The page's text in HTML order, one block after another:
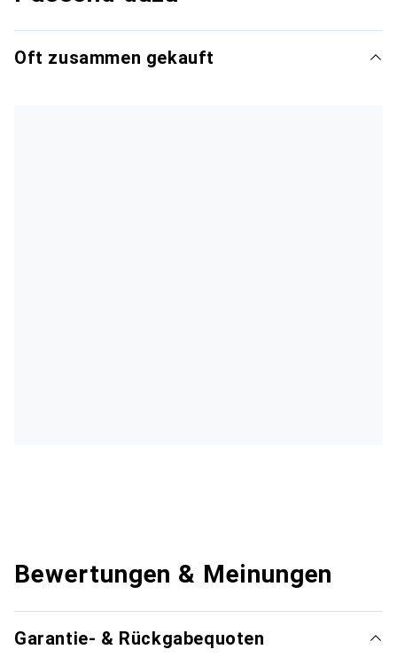
Oft zusammen gekauft
Bewertungen & Meinungen
Garantie- & Rückgabequoten